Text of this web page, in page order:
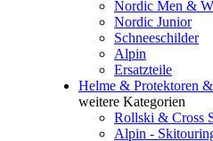
Nordic Men &
Nordic Junior
Schneeschilder
Alpin
Ersatzteile
Helme & Protektoren
weitere Kategorien
Rollski & Cross
Alpin -